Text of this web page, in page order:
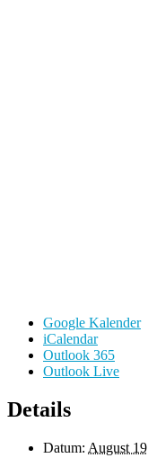
Google Kalender
iCalendar
Outlook 365
Outlook Live
Details
Datum: August 19